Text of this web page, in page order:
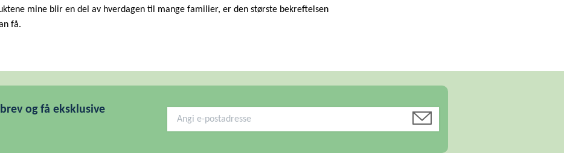
mine blir en del av hverdagen til mange familier, er den største bekreftelsen
få.
og få eksklusive